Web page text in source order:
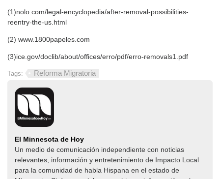
(1)nolo.com/legal-encyclopedia/after-removal-possibilities-
reentry-the-us.html
(2) www.1800papeles.com
(3)ice.gov/doclib/about/offices/erro/pdf/erro-removals1.pdf
Tags: Reforma Migratoria
El Minnesota de Hoy
Un medio de comunicación independiente con noticias
relevantes, información y entretenimiento de Impacto Local​​
para la comunidad de habla Hispana en el estado de